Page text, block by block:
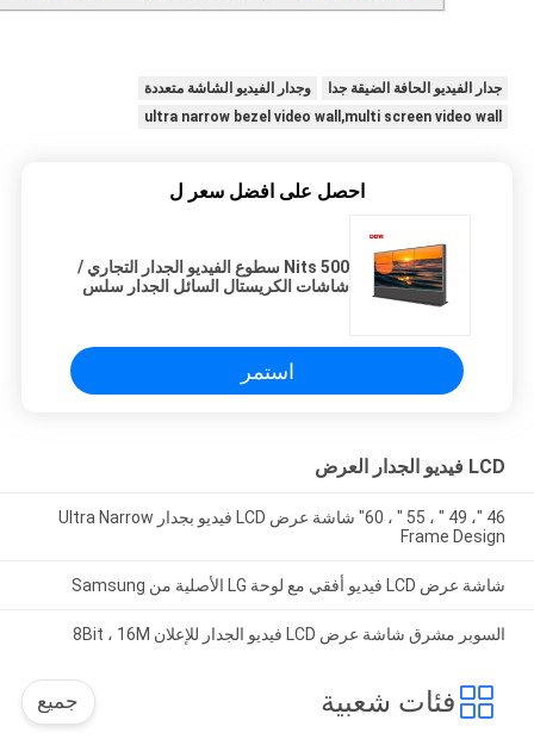
جدار الفيديو الحافة الضيقة جدا
وجدار الفيديو الشاشة متعددة
ultra narrow bezel video wall,multi screen video wall
احصل على افضل سعر ل
500 Nits سطوع الفيديو الجدار التجاري /
شاشات الكريستال السائل الجدار سلس
استمر
LCD فيديو الجدار العرض
46 "، 49 ″ ، 55 ″ ، 60" شاشة عرض LCD فيديو بجدار Ultra Narrow
Frame Design
شاشة عرض LCD فيديو أفقي مع لوحة LG الأصلية من Samsung
السوبر مشرق شاشة عرض LCD فيديو الجدار للإعلان 8Bit ، 16M
فئات شعبية جميع